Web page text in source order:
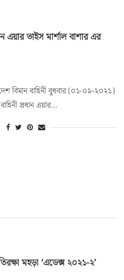
এয়ার ভাইস মার্শাল বাশার এর
বিমান বাহিনী বুধবার (০১-০৯-২০২১)
প্রধান এয়ার…
মহড়া ‘এডেক্স ২০২১-২’